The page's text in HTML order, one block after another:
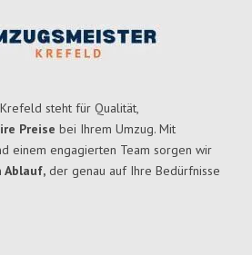
steht für Qualität,
Preise bei Ihrem Umzug. Mit
einem engagierten Team sorgen wir
Ablauf, der genau auf Ihre Bedürfnisse